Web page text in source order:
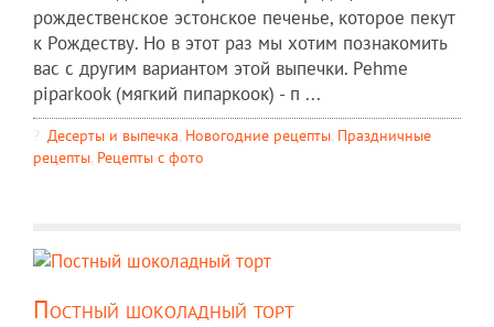
рождествен­ское эстонское печенье, которое пекут
к Рождеству. Но в этот раз мы хотим познакомит­ь
вас с другим вариантом этой выпечки. Pehme
piparkook (мягкий пипаркоок)­ - п ...
Десерты и выпечка, Новогодние рецепты, Праздничные
рецепты, Рецепты c фото
Постный шоколадный торт